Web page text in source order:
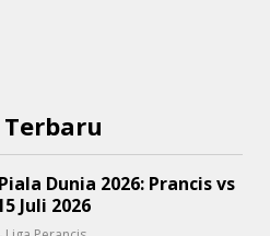
Dunia 2026: Prancis vs
Juli 2026